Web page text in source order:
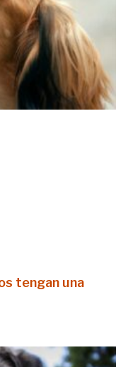
tengan una